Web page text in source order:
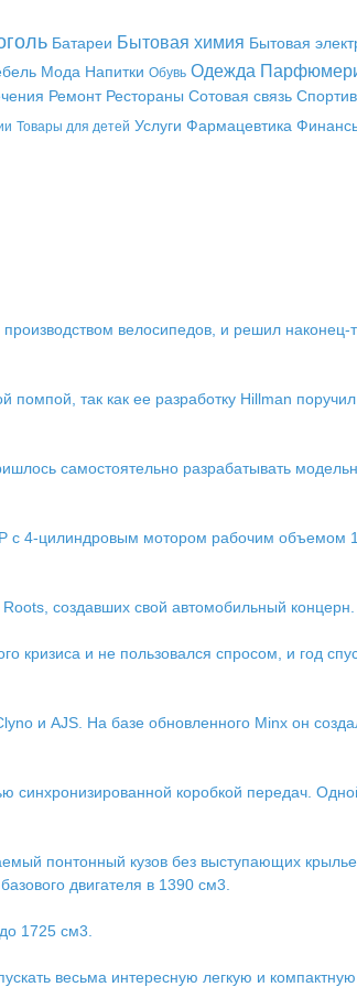
Батареи Бытовая химия Бытовая
Мода Напитки Обувь Одежда
Ремонт Рестораны Сотовая связь
Товары для детей Услуги Фармацевтика
велосипедов, и решил наконец-
так как ее разработку Hillman
самостоятельно разрабатывать
с 4-цилиндровым мотором рабочим объемом
создавших свой автомобильный концерн.
кризиса и не пользовался спросом, и год
и AJS. На базе обновленного Minx он
синхронизированной коробкой передач.
понтонный кузов без выступающих
двигателя в 1390 см3.
1725 см3.
весьма интересную легкую и